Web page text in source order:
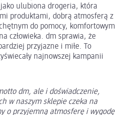
jako ulubiona drogeria, która
produktami, dobrą atmosferą z
do pomocy, komfortowym
człowieka. dm sprawia, że
przyjazne i miłe. To
najnowszej kampanii
dm, ale i doświadczenie,
w naszym sklepie czeka na
o przyjemną atmosferę i wygodę